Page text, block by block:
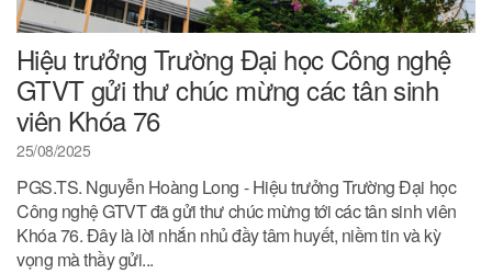
Hiệu trưởng Trường Đại học Công nghệ
GTVT gửi thư chúc mừng các tân sinh
viên Khóa 76
25/08/2025
PGS.TS. Nguyễn Hoàng Long - Hiệu trưởng Trường Đại học
Công nghệ GTVT đã gửi thư chúc mừng tới các tân sinh viên
Khóa 76. Đây là lời nhắn nhủ đầy tâm huyết, niềm tin và kỳ
vọng mà thầy gửi...